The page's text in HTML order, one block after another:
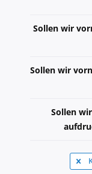
Sollen wir
Sollen wir
Sollen